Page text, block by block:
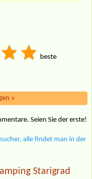
beste
»
Seien Sie der erste!
alle findet man in der
Starigrad